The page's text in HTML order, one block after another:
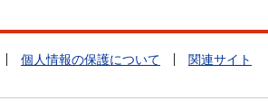
個人情報の保護について 関連サイト